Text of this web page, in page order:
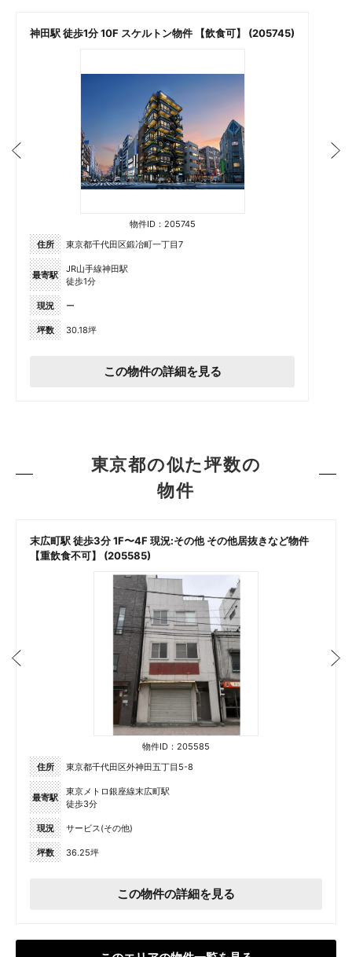
神田駅 徒歩1分 10F スケルトン物件 【飲食可】 (205745)
物件ID：205745
住所
東京都千代田区鍛冶町一丁目7
最寄駅
JR山手線神田駅
徒歩1分
現況 ー
坪数 30.18坪
この物件の詳細を見る
東京都の似た坪数の
物件
末広町駅 徒歩3分 1F〜4F 現況:その他 その他居抜きなど物件
【重飲食不可】 (205585)
物件ID：205585
住所
東京都千代田区外神田五丁目5-8
最寄駅
東京メトロ銀座線末広町駅
徒歩3分
現況 サービス(その他)
坪数 36.25坪
この物件の詳細を見る